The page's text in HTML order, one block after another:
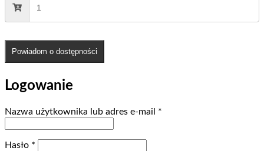
Powiadom o dostępności
Logowanie
Nazwa użytkownika lub adres e-mail *
Hasło *